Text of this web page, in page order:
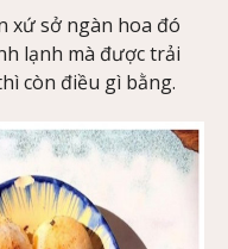
xứ sở ngàn hoa đó
lạnh mà được trải
còn điều gì bằng.